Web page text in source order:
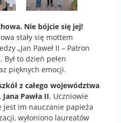
Nie bójcie się jej!
stały się mottem
„Jan Paweł II – Patron
to dzień pełen
pięknych emocji.
z całego województwa
Pawła II. Uczniowie
im nauczanie papieża
wyłoniono laureatów